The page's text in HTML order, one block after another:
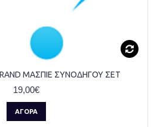
ΜΑΣΠΙΕ ΣΥΝΟΔΗΓΟΥ ΣΕΤ
19,00€
ΑΓΟΡΆ